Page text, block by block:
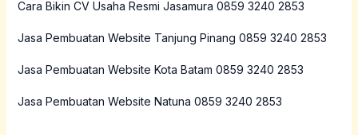
Cara Bikin CV Usaha Resmi Jasamura 0859 3240 2853
Jasa Pembuatan Website Tanjung Pinang 0859 3240 2853
Jasa Pembuatan Website Kota Batam 0859 3240 2853
Jasa Pembuatan Website Natuna 0859 3240 2853